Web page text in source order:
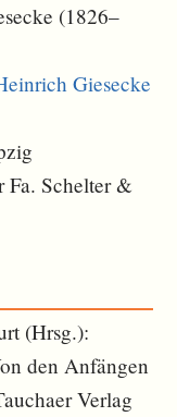
(1826–
Giesecke
Fa. Schelter &
(Hrsg.):
den Anfängen
Verlag